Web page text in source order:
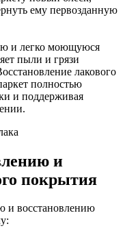
ему первозданную
и легко моющуюся
пыли и грязи
лакового
полностью
и поддерживая
и
покрытия
и восстановлению